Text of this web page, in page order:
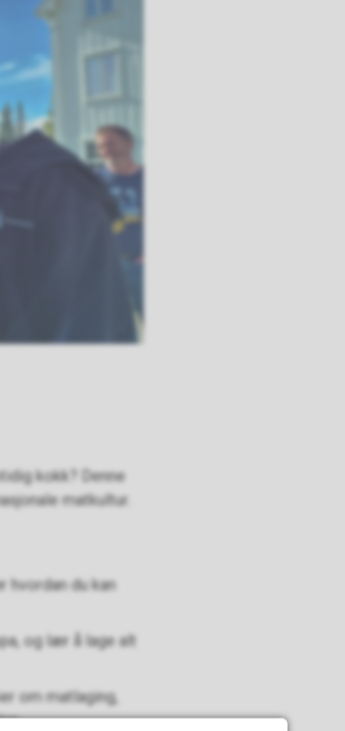
kokk? Denne
matkultur.
hvordan du kan
og lær å lage alt
om matlaging,